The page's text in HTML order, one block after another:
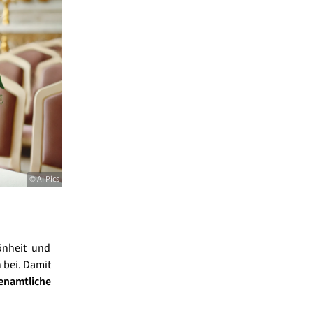
© AI Pics
und
bei. Damit